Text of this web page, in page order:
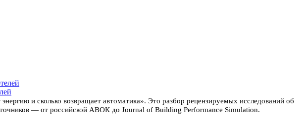
и сколько возвращает автоматика». Это разбор рецензируемых исследований об
— от российской АВОК до Journal of Building Performance Simulation.